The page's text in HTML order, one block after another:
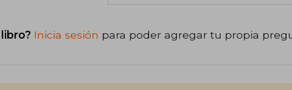
Inicia sesión para poder agregar tu propia